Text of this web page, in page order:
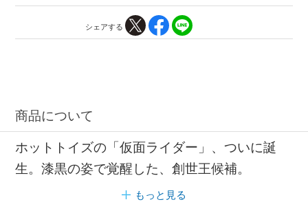
シェアする
商品について
ホットトイズの「仮面ライダー」、ついに誕
生。漆黒の姿で覚醒した、創世王候補。
もっと見る